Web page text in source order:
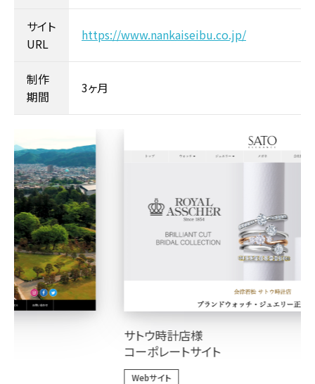
サイト
URL
https://www.nankaiseibu.co.jp/
制作
期間
3ヶ月
サトウ時計店様
コーポレートサイト